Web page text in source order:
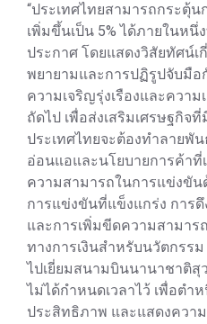
“ประเทศไทยสามารถกระตุ้น
เพิ่มขึ้นเป็น 5% ได้ภายในหนึ่
ประกาศ โดยแสดงวิสัยทัศน์
พยายามและการปฏิรูปจับมือ
ความเจริญรุ่งเรืองและควา
ถัดไป เพื่อส่งเสริมเศรษฐกิจ
ประเทศไทยจะต้องทำลายพั
อ่อนแอและนโยบายการค้าที่
ความสามารถในการแข่งขัน
การแข่งขันที่แข็งแกร่ง การ
และการเพิ่มขีดความสามาร
ทางการเงินสำหรับนวัตกรร
ไปเยี่ยมสนามบินนานาชาติสุ
ไม่ได้กำหนดเวลาไว้ เพื่อตำ
ประสิทธิภาพ และแสดงควา